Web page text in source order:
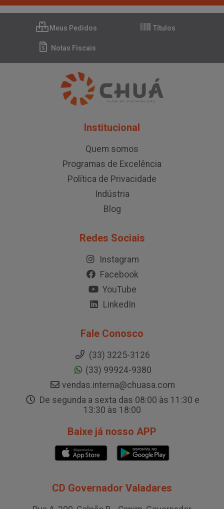
Meus Pedidos Títulos
Notas Fiscais
Institucional
Quem somos
Programas de Excelência
Política de Privacidade
Indústria
Blog
Redes Sociais
Instagram
Facebook
YouTube
LinkedIn
Fale Conosco
(33) 3225-3126
(33) 99924-9380
vendas.interna@chuasa.com
De segunda a sexta das 08:00 às 11:30 e
13:30 às 18:00
Baixe já nosso APP
CD Governador Valadares